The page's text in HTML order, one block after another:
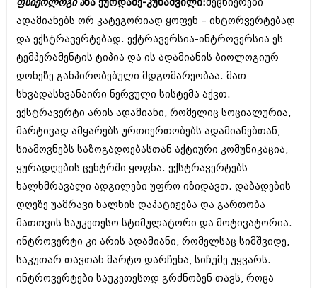
კალეიდოსკოპი
ჰოროსკოპი და შეუცნობელი
კრიმინალი
რომანი და დეტექტივი
სახალისო ამბები
შოუბიზნესი
დაიჯესტი
ქალი და მამაკაცი
ისტორია
სხვადასხვა
ანონსი
რომანი და დეტექტივი
სახალისო ამბები
შოუბიზნესი
დაიჯესტი
ქალი და მამაკაცი
ისტორია
სხვადასხვა
ანონსი
არქივი
ნოემბერი 2020 (103)
ოქტომბერი 2020 (209)
ადამიანებს ორ კატეგორიად ყოფენ – ინტორვერტებად
და ექსტრავერტებად. ექტრავერსია-ინტროვერსია ეს
ტემპერამენტის ტიპია და ის ადამიანის ბიოლოგიურ
დონეზე განპირობებული მდგომარეობაა. მათ
სხვადასხვანაირი ნერვული სისტემა აქვთ.
ექსტრავერტი არის ადამიანი, რომელიც სოციალურია,
მარტივად ამყარებს ურთიერთობებს ადამიანებთან,
სიამოვნებს საზოგადოებასთან აქტიური კომუნიკაცია,
ყურადღების ცენტრში ყოფნა. ექსტრავერტებს
ხალხმრავალი ადგილები უფრო იზიდავთ. დაბადების
დღეზე უამრავი ხალხის დაპატიჟება და გართობა
მათთვის საუკეთესო სტიმულატორი და მოტივატორია.
ინტროვერტი კი არის ადამიანი, რომელსაც სიმშვიდე,
საკუთარ თავთან მარტო დარჩენა, სიჩუმე უყვარს.
ინტროვერტები საუკეთესოდ გრძნობენ თავს, როცა